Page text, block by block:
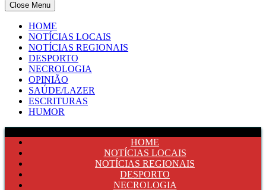
Comercio e Noticias
Notícias e Publicidade Online
Close Menu
HOME
NOTÍCIAS LOCAIS
NOTÍCIAS REGIONAIS
DESPORTO
NECROLOGIA
OPINIÃO
SAÚDE/LAZER
ESCRITURAS
HUMOR
HOME
NOTÍCIAS LOCAIS
NOTÍCIAS REGIONAIS
DESPORTO
NECROLOGIA